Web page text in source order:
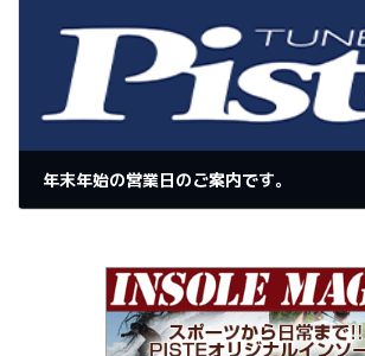
年末年始の営業日のご案内です。